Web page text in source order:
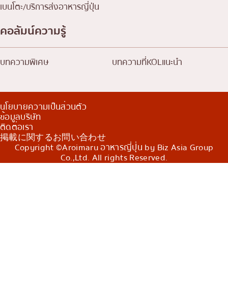
เบนโตะ/บริการส่งอาหารญี่ปุ่น
คอลัมน์ความรู้
บทความพิเศษ บทความที่KOLแนะนำ
นโยบายความเป็นส่วนตัว
ข้อมูลบริษัท
ติดต่อเรา
掲載に関するお問い合わせ
Copyright ©Aroimaru อาหารญี่ปุ่น by Biz Asia Group
Co.,Ltd. All rights Reserved.